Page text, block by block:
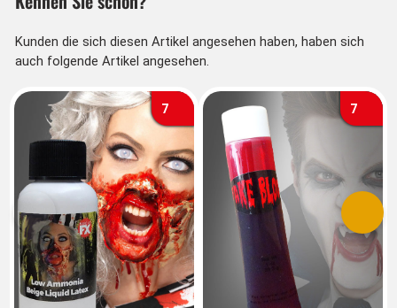
Kunden die sich diesen Artikel angesehen haben, haben sich
auch folgende Artikel angesehen.
7 7
Vorherige